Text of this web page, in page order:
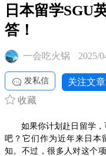
日本留学SGU
答！
一会吃火锅 2025/
发私信 关注文章
收藏
如果你计划赴日留学，
吧？它们作为近年来日本
知。不过，很多人对这个